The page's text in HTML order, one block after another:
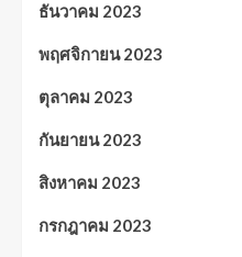
ธันวาคม 2023
พฤศจิกายน 2023
ตุลาคม 2023
กันยายน 2023
สิงหาคม 2023
กรกฎาคม 2023